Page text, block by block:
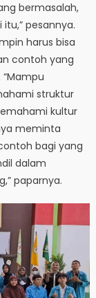
bermasalah,
pesannya.
harus bisa
contoh yang
struktur
kultur
meminta
bagi yang
dalam
paparnya.